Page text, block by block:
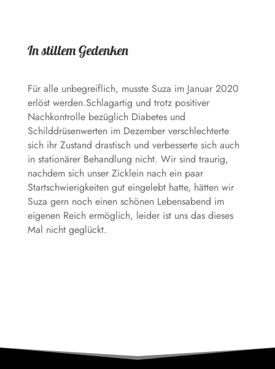
In stillem Gedenken
Für alle unbegreiflich, musste Suza im Januar 2020
erlöst werden.Schlagartig und trotz positiver
Nachkontrolle bezüglich Diabetes und
Schilddrüsenwerten im Dezember verschlechterte
sich ihr Zustand drastisch und verbesserte sich auch
in stationärer Behandlung nicht. Wir sind traurig,
nachdem sich unser Zicklein nach ein paar
Startschwierigkeiten gut eingelebt hatte, hätten wir
Suza gern noch einen schönen Lebensabend im
eigenen Reich ermöglich, leider ist uns das dieses
Mal nicht geglückt.